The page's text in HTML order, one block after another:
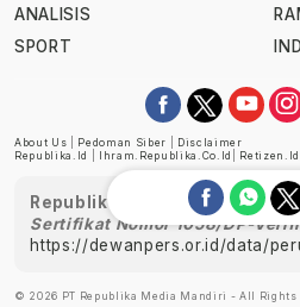
ANALISIS
SPORT
About Us Pedoman Siber
Disclaimer
Republika.id
Ihram.republika.co.id Retizen.id
Republika telah diverifikasi
Sertifikat Nomor 1058/DP-
https://dewanpers.or.id/data/
© 2026 PT Republika Media Mandiri - All Rights